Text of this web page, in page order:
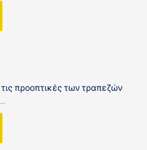
προοπτικές των τραπεζών